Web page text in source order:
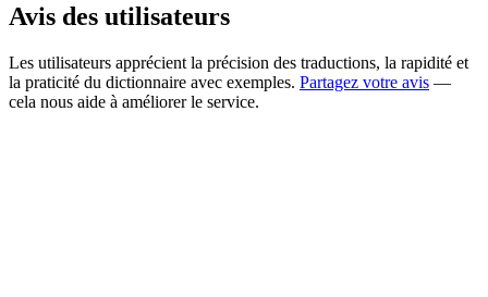
Avis des utilisateurs
Les utilisateurs apprécient la précision des traductions, la rapidité et
la praticité du dictionnaire avec exemples. Partagez votre avis —
cela nous aide à améliorer le service.